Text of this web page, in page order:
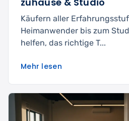
Käufern aller
Heimanwender bis zum
helfen, das richtige T...
Mehr lesen